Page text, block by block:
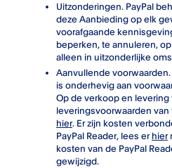
Uitzonderingen. PayPal
deze Aanbieding op elk
voorafgaande
beperken, te annuleren,
alleen in uitzonderlijke
Aanvullende
is onderhevig aan
Op de verkoop en levering
leveringsvoorwaarden
hier. Er zijn kosten
PayPal Reader, lees erhier
kosten van de PayPal
gewijzigd.